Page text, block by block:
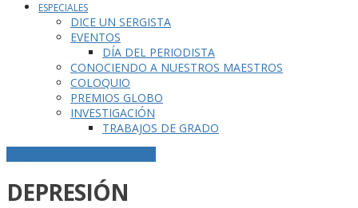
ESPECIALES
DICE UN SERGISTA
EVENTOS
DÍA DEL PERIODISTA
CONOCIENDO A NUESTROS MAESTROS
COLOQUIO
PREMIOS GLOBO
INVESTIGACIÓN
TRABAJOS DE GRADO
DEPRESIÓN